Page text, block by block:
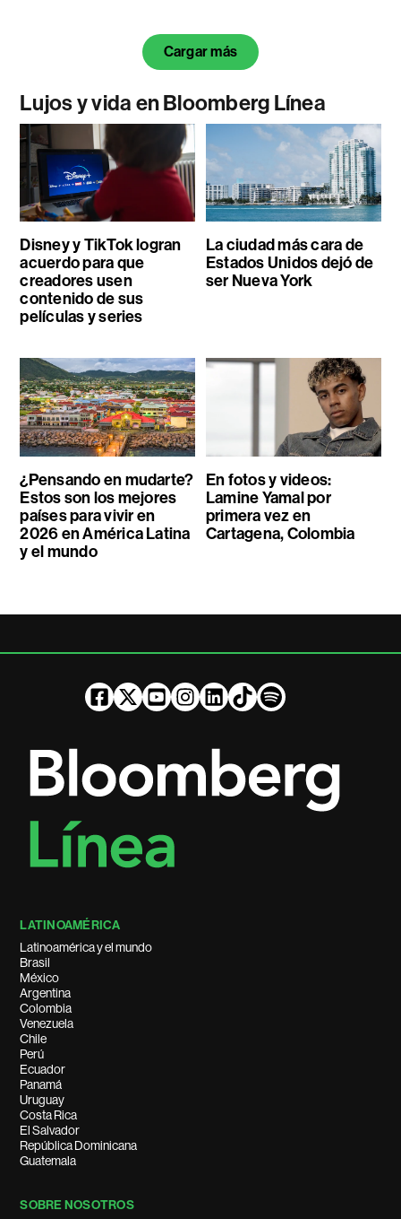
Cargar más
Lujos y vida en Bloomberg Línea
Disney y TikTok logran
acuerdo para que
creadores usen
contenido de sus
películas y series
La ciudad más cara de
Estados Unidos dejó de
ser Nueva York
¿Pensando en mudarte?
Estos son los mejores
países para vivir en
2026 en América Latina
y el mundo
En fotos y videos:
Lamine Yamal por
primera vez en
Cartagena, Colombia
LATINOAMÉRICA
Latinoamérica y el mundo
Brasil
México
Argentina
Colombia
Venezuela
Chile
Perú
Ecuador
Panamá
Uruguay
Costa Rica
El Salvador
República Dominicana
Guatemala
SOBRE NOSOTROS